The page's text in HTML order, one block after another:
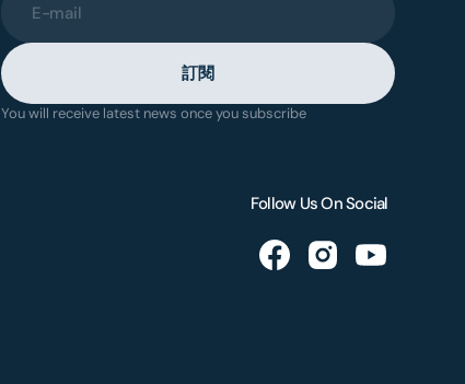
E-mail
訂閱
You will receive latest news once you subscribe
Follow Us On Social